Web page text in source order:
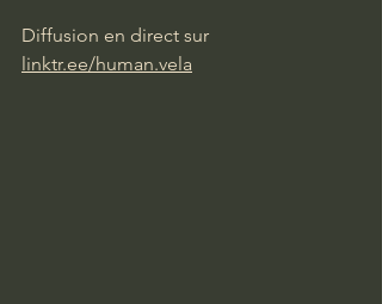
Diffusion en direct sur
linktr.ee/human.vela